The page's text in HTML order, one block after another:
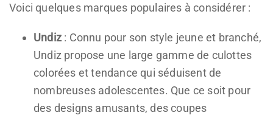
Voici quelques marques populaires à considérer :
Undiz : Connu pour son style jeune et branché,
Undiz propose une large gamme de culottes
colorées et tendance qui séduisent de
nombreuses adolescentes. Que ce soit pour
des designs amusants, des coupes